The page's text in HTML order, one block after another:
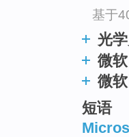
基于
光
微软
微
短语